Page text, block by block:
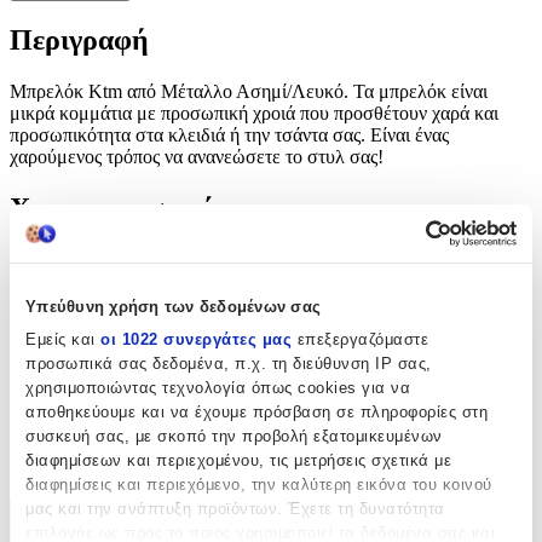
Υπεύθυνη χρήση των δεδομένων σας
Εμείς και οι 1022 συνεργάτες μας επεξεργαζόμαστε
προσωπικά σας δεδομένα, π.χ. τη διεύθυνση IP σας,
χρησιμοποιώντας τεχνολογία όπως cookies για να
αποθηκεύουμε και να έχουμε πρόσβαση σε πληροφορίες στη
συσκευή σας, με σκοπό την προβολή εξατομικευμένων
διαφημίσεων και περιεχομένου, τις μετρήσεις σχετικά με
διαφημίσεις και περιεχόμενο, την καλύτερη εικόνα του κοινού
μας και την ανάπτυξη προϊόντων. Έχετε τη δυνατότητα
Περιγραφή
Μπρελόκ Ktm από Μέταλλο Ασημί/Λευκό. Τα μπρελόκ είναι
μικρά κομμάτια με προσωπική χροιά που προσθέτουν χαρά και
προσωπικότητα στα κλειδιά ή την τσάντα σας. Είναι ένας
χαρούμενος τρόπος να ανανεώσετε το στυλ σας!
Χαρακτηριστικά
με Led:
Όχι
Κατασκευαστής:
OEM
Χρώμα:
Λευκό